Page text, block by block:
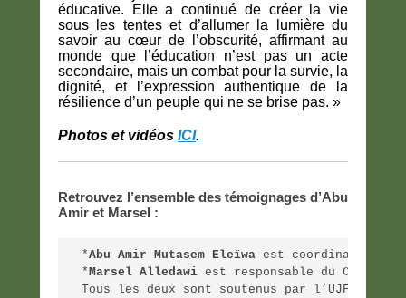
éducative. Elle a continué de créer la vie
sous les tentes et d’allumer la lumière du
savoir au cœur de l’obscurité, affirmant au
monde que l’éducation n’est pas un acte
secondaire, mais un combat pour la survie, la
dignité, et l’expression authentique de la
résilience d’un peuple qui ne se brise pas. »
Photos et vidéos ICI.
Retrouvez l’ensemble des témoignages d’Abu
Amir et Marsel :
*Abu Amir Mutasem Eleïwa est coordinateur
*Marsel Alledawi est responsable du Centre
Tous les deux sont soutenus par l’UJFP en